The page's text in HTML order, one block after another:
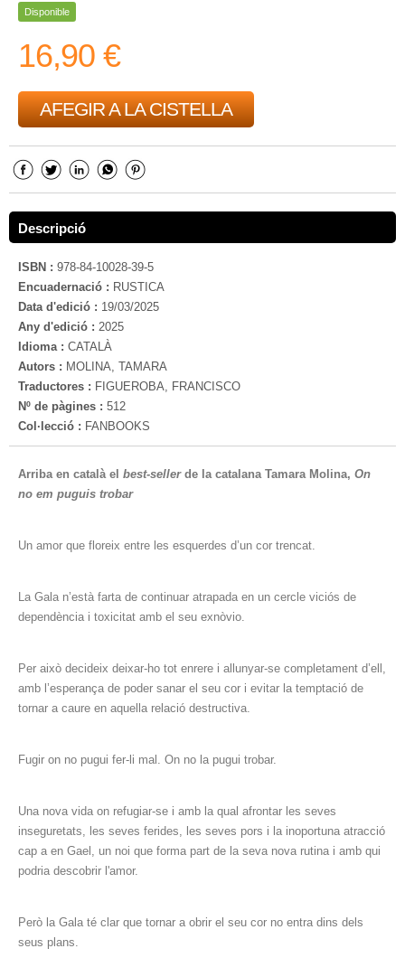
Disponible
16,90 €
AFEGIR A LA CISTELLA
Descripció
ISBN : 978-84-10028-39-5
Encuadernació : RUSTICA
Data d'edició : 19/03/2025
Any d'edició : 2025
Idioma : CATALÀ
Autors : MOLINA, TAMARA
Traductores : FIGUEROBA, FRANCISCO
Nº de pàgines : 512
Col·lecció : FANBOOKS
Arriba en català el best-sellerde la catalana Tamara Molina, On
no em puguis trobar
Un amor que floreix entre les esquerdes d’un cor trencat.
La Gala n’està farta de continuar atrapada en un cercle viciós de
dependència i toxicitat amb el seu exnòvio.
Per això decideix deixar-ho tot enrere i allunyar-se completament d’ell,
amb l’esperança de poder sanar el seu cor i evitar la temptació de
tornar a caure en aquella relació destructiva.
Fugir on no pugui fer-li mal. On no la pugui trobar.
Una nova vida on refugiar-se i amb la qual afrontar les seves
inseguretats, les seves ferides, les seves pors i la inoportuna atracció
cap a en Gael, un noi que forma part de la seva nova rutina i amb qui
podria descobrir l'amor.
Però la Gala té clar que tornar a obrir el seu cor no entra dins dels
seus plans.